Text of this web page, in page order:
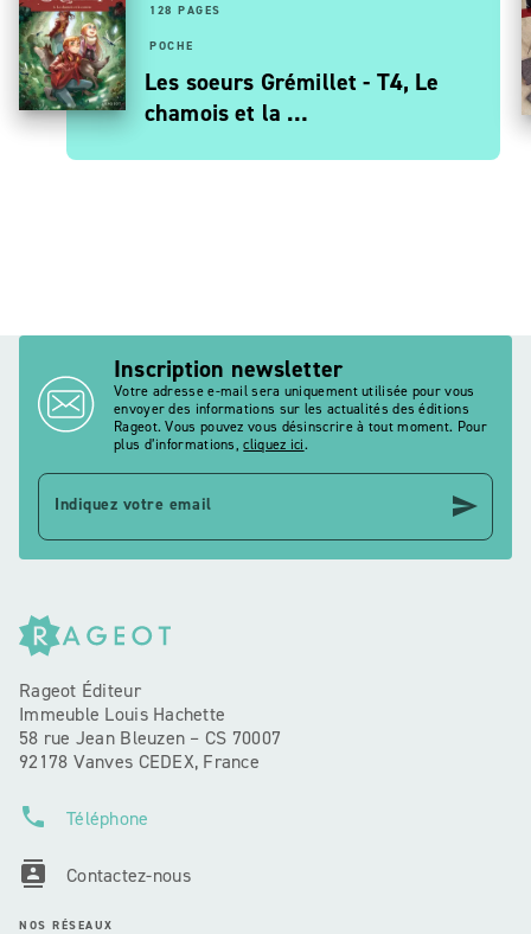
128 PAGES
POCHE
Les soeurs Grémillet - T4, Le
chamois et la …
Inscription newsletter
Votre adresse e-mail sera uniquement utilisée pour vous
envoyer des informations sur les actualités des éditions
Rageot. Vous pouvez vous désinscrire à tout moment. Pour
plus d’informations,cliquez ici.
Indiquez votre email send
Rageot Éditeur
Immeuble Louis Hachette
58 rue Jean Bleuzen – CS 70007
92178 Vanves CEDEX, France
phone Téléphone
contacts Contactez-nous
NOS RÉSEAUX